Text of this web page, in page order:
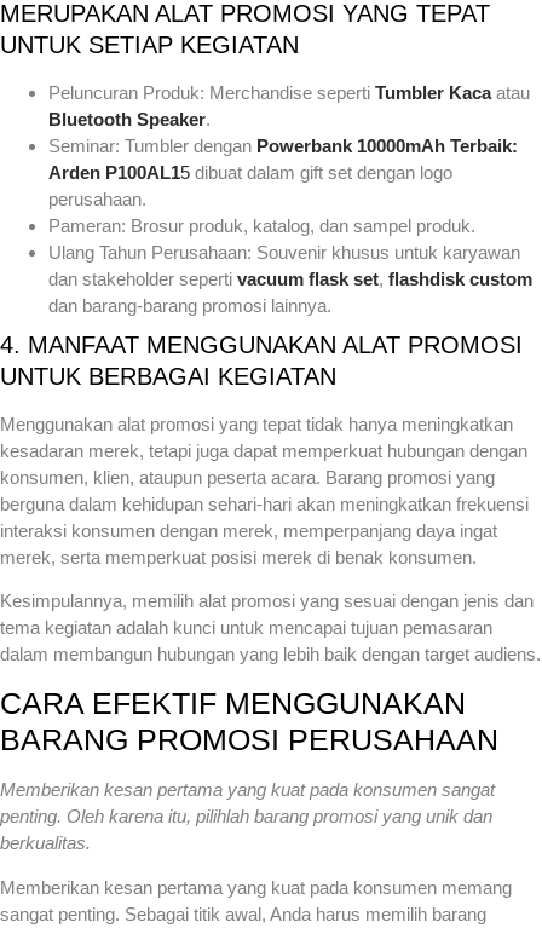
MERUPAKAN ALAT PROMOSI YANG TEPAT
UNTUK SETIAP KEGIATAN
Peluncuran Produk: Merchandise seperti Tumbler Kacaatau
Bluetooth Speaker.
Seminar: Tumbler dengan Powerbank 10000mAh Terbaik:
Arden P100AL15 dibuat dalam gift set dengan logo
perusahaan.
Pameran: Brosur produk, katalog, dan sampel produk.
Ulang Tahun Perusahaan: Souvenir khusus untuk karyawan
dan stakeholder seperti vacuum flask set, flashdisk custom
dan barang-barang promosi lainnya.
4. MANFAAT MENGGUNAKAN ALAT PROMOSI
UNTUK BERBAGAI KEGIATAN
Menggunakan alat promosi yang tepat tidak hanya meningkatkan
kesadaran merek, tetapi juga dapat memperkuat hubungan dengan
konsumen, klien, ataupun peserta acara. Barang promosi yang
berguna dalam kehidupan sehari-hari akan meningkatkan frekuensi
interaksi konsumen dengan merek, memperpanjang daya ingat
merek, serta memperkuat posisi merek di benak konsumen.
Kesimpulannya, memilih alat promosi yang sesuai dengan jenis dan
tema kegiatan adalah kunci untuk mencapai tujuan pemasaran
dalam membangun hubungan yang lebih baik dengan target audiens.
CARA EFEKTIF MENGGUNAKAN
BARANG PROMOSI PERUSAHAAN
Memberikan kesan pertama yang kuat pada konsumen sangat
penting. Oleh karena itu, pilihlah barang promosi yang unik dan
berkualitas.
Memberikan kesan pertama yang kuat pada konsumen memang
sangat penting. Sebagai titik awal, Anda harus memilih barang